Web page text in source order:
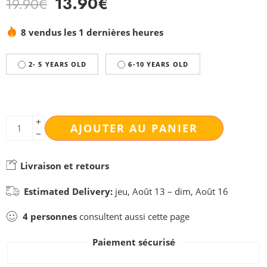
19.90€
8 vendus les 1 dernières heures
2- 5 YEARS OLD 6-10 YEARS OLD
AJOUTER AU PANIER
Livraison et retours
Estimated Delivery: jeu, Août 13 – dim, Août 16
4 personnes consultent aussi cette page
Paiement sécurisé